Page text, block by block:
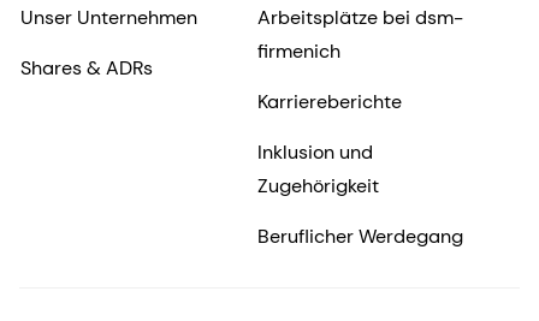
Unser Unternehmen
Shares & ADRs
Arbeitsplätze bei dsm-
firmenich
Karriereberichte
Inklusion und
Zugehörigkeit
Beruflicher Werdegang